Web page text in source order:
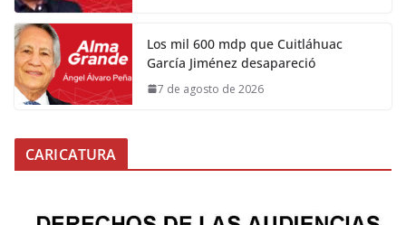
Los mil 600 mdp que Cuitláhuac
García Jiménez desapareció
7 de agosto de 2026
CARICATURA